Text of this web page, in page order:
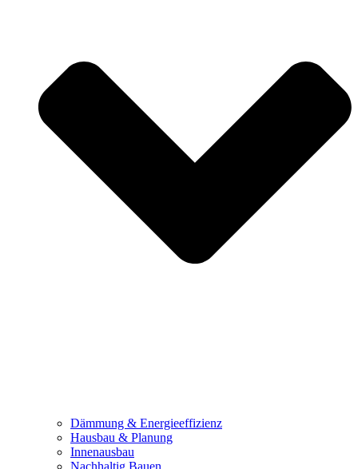
Dämmung & Energieeffizienz
Hausbau & Planung
Innenausbau